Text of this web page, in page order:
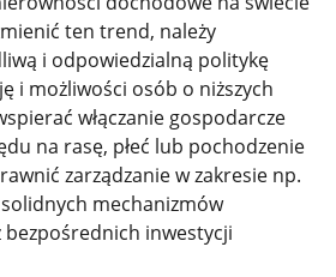
ten trend, należy
i odpowiedzialną politykę
i możliwości osób o niższych
włączanie gospodarcze
na rasę, płeć lub pochodzenie
zarządzanie w zakresie np.
mechanizmów
inwestycji